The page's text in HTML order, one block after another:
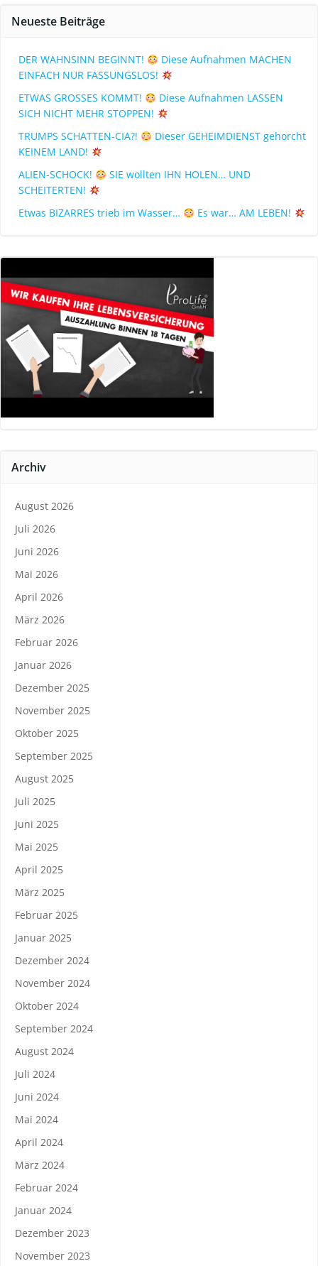
Neueste Beiträge
DER WAHNSINN BEGINNT!
Diese Aufnahmen MACHEN
EINFACH NUR FASSUNGSLOS!
ETWAS GROSSES KOMMT!
Diese Aufnahmen LASSEN
SICH NICHT MEHR STOPPEN!
TRUMPS SCHATTEN-CIA?!
Dieser GEHEIMDIENST gehorcht
KEINEM LAND!
ALIEN-SCHOCK!
SIE wollten IHN HOLEN… UND
SCHEITERTEN!
Etwas BIZARRES trieb im Wasser…
Es war… AM LEBEN!
Archiv
August 2026
Juli 2026
Juni 2026
Mai 2026
April 2026
März 2026
Februar 2026
Januar 2026
Dezember 2025
November 2025
Oktober 2025
September 2025
August 2025
Juli 2025
Juni 2025
Mai 2025
April 2025
März 2025
Februar 2025
Januar 2025
Dezember 2024
November 2024
Oktober 2024
September 2024
August 2024
Juli 2024
Juni 2024
Mai 2024
April 2024
März 2024
Februar 2024
Januar 2024
Dezember 2023
November 2023